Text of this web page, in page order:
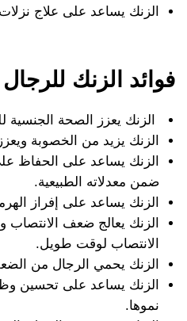
الزنك يساعد على علاج نزلات
فوائد الزنك
الزنك يعزز الصحة الجنسية
الزنك يزيد من الخصوبة
الزنك يساعد على الحفاظ
ضمن معدلاته الطبيعية.
الزنك يساعد على إفراز
الزنك يعالج ضعف
الانتصاب لوقت طويل.
الزنك يحمي الرجال من
الزنك يساعد على تحسين
نموها.